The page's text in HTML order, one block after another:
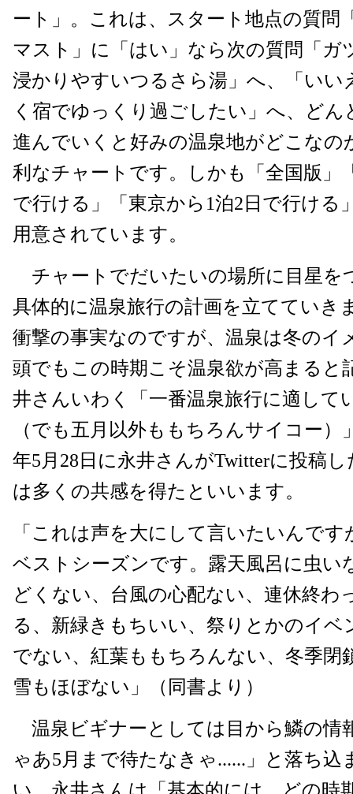
ート」。これは、スタート地点の質問
マスト」に「はい」なら次の質問「ガ
浸かりやすいつるさら湯」へ、「いい
く宿でゆっくり過ごしたい」へ、どん
進んでいくと好みの温泉地がどこなの
利なチャートです。しかも「全国版」
で行ける」「東京から1泊2日で行ける
用意されています。
チャートでだいたいの場所に目星を
具体的に温泉旅行の計画を立てていき
衝撃の事実なのですが、温泉は冬のイ
頭でもこの時期こそ温泉欲が高まると
井さんいわく「一番温泉旅行に適して
（でも五月以外ももちろんサイコー）
年5月28日に永井さんがTwitterに投稿
は多くの共感を得たといいます。
「これは声を大にして言いたいんで
ベストシーズンです。露天風呂に虫い
どくない、台風の心配ない、連休終わ
る、新緑きもちいい、祭りとかのイベ
でない、紅葉ももちろんない、冬季閉
雪もほぼない」（同書より）
温泉ビギナーとしては目から鱗の情
ゃあ5月まで待たなきゃ......」と落ち込